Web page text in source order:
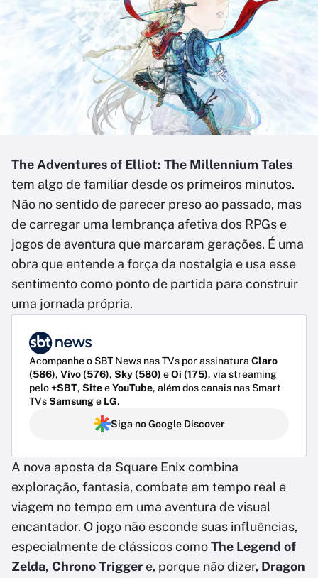
The Adventures of Elliot: The Millennium Tales
tem algo de familiar desde os primeiros minutos.
Não no sentido de parecer preso ao passado, mas
de carregar uma lembrança afetiva dos RPGs e
jogos de aventura que marcaram gerações. É uma
obra que entende a força da nostalgia e usa esse
sentimento como ponto de partida para construir
uma jornada própria.
Acompanhe o SBT News nas TVs por assinatura Claro
(586), Vivo (576), Sky (580) eOi (175), via streaming
pelo+SBT, SiteeYouTube, além dos canais nas Smart
TVsSamsunge LG.
Siga no Google Discover
A nova aposta da Square Enix combina
exploração, fantasia, combate em tempo real e
viagem no tempo em uma aventura de visual
encantador. O jogo não esconde suas influências,
especialmente de clássicos comoThe Legend of
Zelda, Chrono Trigger e, porque não dizer, Dragon